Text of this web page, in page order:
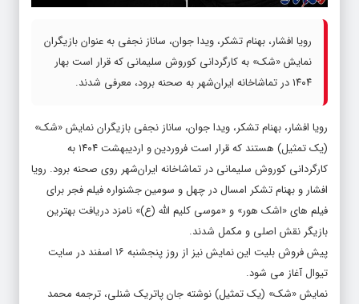
رویا افشار، بهنام تشکر، ویدا جوان، ساناز نجفی به عنوان بازیگران
نمایش «شک» به کارگردانی کوروش سلیمانی که قرار است بهار
۱۴۰۴ در تماشاخانه ایران‌شهر به صحنه برود، معرفی شدند.
رویا افشار، بهنام تشکر، ویدا جوان، ساناز نجفی بازیگران نمایش «شک»
(یک تمثیل) هستند که قرار است فروردین و اردیبهشت ۱۴۰۴ به
کارگردانی کوروش سلیمانی در تماشاخانه ایران‌شهر روی صحنه برود. رویا
افشار و بهنام تشکر امسال در چهل و سومین جشنواره فیلم فجر برای
فیلم های «اشک هور» و «موسی کلیم الله (ع)» نامزد دریافت بهترین
بازیگر نقش اصلی و مکمل شدند.
پیش فروش بلیت این نمایش نیز از روز پنجشنبه ۱۶ اسفند در سایت
تیوال آغاز می شود.
نمایش «شک» (یک تمثیل) نوشته جان پاتریک شنلی، ترجمه محمد